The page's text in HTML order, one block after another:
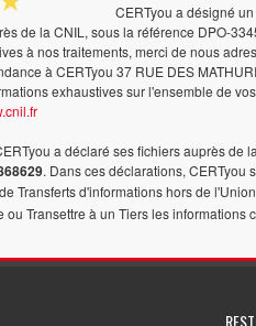
CERTyou a désigné
de la CNIL, sous la référence DPO-
à nos traitements, merci de nous
à CERTyou 37 RUE DES
exhaustives sur l'ensemble de
a déclaré ses fichiers auprès de la
. Dans ces déclarations, CERTyou
Transferts d'informations hors de
ou Transettre à un Tiers les informations